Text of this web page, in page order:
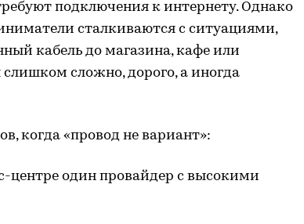
подключения к интернету. Однако
сталкиваются с ситуациями,
кабель до магазина, кафе или
сложно, дорого, а иногда
когда «провод не вариант»:
центре один провайдер с высокими